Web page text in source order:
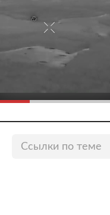
Ссылки по теме